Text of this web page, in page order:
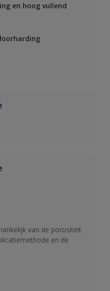
en hoog vullend
van de porositeit
en de